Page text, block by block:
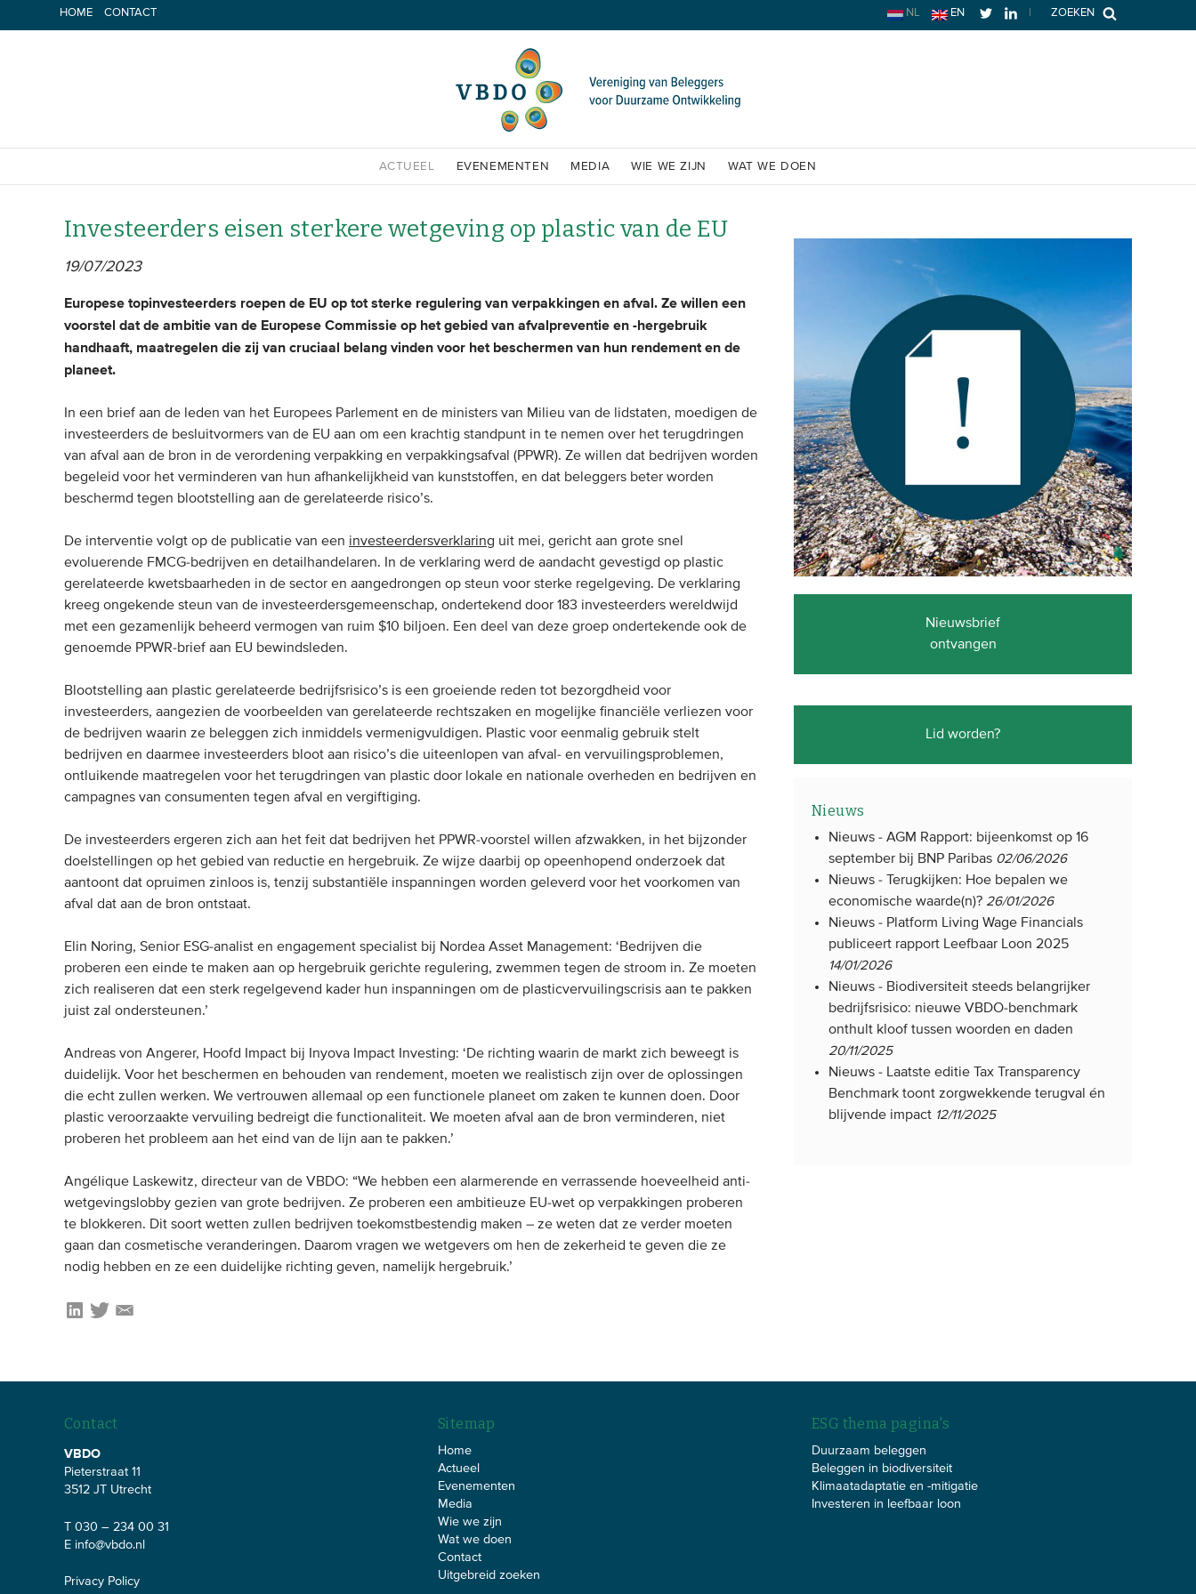
naar
HOME CONTACT ZOEKEN
NL EN
ACTUEEL EVENEMENTEN MEDIA WIE WE ZIJN WAT WE DOEN
Investeerders eisen sterkere wetgeving op plastic van de EU
19/07/2023
Europese topinvesteerders roepen de EU op tot sterke regulering van verpakkingen en afval. Ze willen een
voorstel dat de ambitie van de Europese Commissie op het gebied van afvalpreventie en -hergebruik
handhaaft, maatregelen die zij van cruciaal belang vinden voor het beschermen van hun rendement en de
planeet.
In een brief aan de leden van het Europees Parlement en de ministers van Milieu van de lidstaten, moedigen de
investeerders de besluitvormers van de EU aan om een krachtig standpunt in te nemen over het terugdringen
van afval aan de bron in de verordening verpakking en verpakkingsafval (PPWR). Ze willen dat bedrijven worden
begeleid voor het verminderen van hun afhankelijkheid van kunststoffen, en dat beleggers beter worden
beschermd tegen blootstelling aan de gerelateerde risico’s.
De interventie volgt op de publicatie van een investeerdersverklaring uit mei, gericht aan grote snel
evoluerende FMCG-bedrijven en detailhandelaren. In de verklaring werd de aandacht gevestigd op plastic
gerelateerde kwetsbaarheden in de sector en aangedrongen op steun voor sterke regelgeving. De verklaring
kreeg ongekende steun van de investeerdersgemeenschap, ondertekend door 183 investeerders wereldwijd
met een gezamenlijk beheerd vermogen van ruim $10 biljoen. Een deel van deze groep ondertekende ook de
genoemde PPWR-brief aan EU bewindsleden.
Blootstelling aan plastic gerelateerde bedrijfsrisico’s is een groeiende reden tot bezorgdheid voor
investeerders, aangezien de voorbeelden van gerelateerde rechtszaken en mogelijke financiële verliezen voor
de bedrijven waarin ze beleggen zich inmiddels vermenigvuldigen. Plastic voor eenmalig gebruik stelt
bedrijven en daarmee investeerders bloot aan risico’s die uiteenlopen van afval- en vervuilingsproblemen,
ontluikende maatregelen voor het terugdringen van plastic door lokale en nationale overheden en bedrijven en
campagnes van consumenten tegen afval en vergiftiging.
De investeerders ergeren zich aan het feit dat bedrijven het PPWR-voorstel willen afzwakken, in het bijzonder
doelstellingen op het gebied van reductie en hergebruik. Ze wijze daarbij op opeenhopend onderzoek dat
aantoont dat opruimen zinloos is, tenzij substantiële inspanningen worden geleverd voor het voorkomen van
afval dat aan de bron ontstaat.
Elin Noring, Senior ESG-analist en engagement specialist bij Nordea Asset Management: ‘Bedrijven die
proberen een einde te maken aan op hergebruik gerichte regulering, zwemmen tegen de stroom in. Ze moeten
zich realiseren dat een sterk regelgevend kader hun inspanningen om de plasticvervuilingscrisis aan te pakken
juist zal ondersteunen.’
Andreas von Angerer, Hoofd Impact bij Inyova Impact Investing: ‘De richting waarin de markt zich beweegt is
duidelijk. Voor het beschermen en behouden van rendement, moeten we realistisch zijn over de oplossingen
die echt zullen werken. We vertrouwen allemaal op een functionele planeet om zaken te kunnen doen. Door
plastic veroorzaakte vervuiling bedreigt die functionaliteit. We moeten afval aan de bron verminderen, niet
proberen het probleem aan het eind van de lijn aan te pakken.’
Angélique Laskewitz, directeur van de VBDO: “We hebben een alarmerende en verrassende hoeveelheid anti-
wetgevingslobby gezien van grote bedrijven. Ze proberen een ambitieuze EU-wet op verpakkingen proberen
te blokkeren. Dit soort wetten zullen bedrijven toekomstbestendig maken – ze weten dat ze verder moeten
gaan dan cosmetische veranderingen. Daarom vragen we wetgevers om hen de zekerheid te geven die ze
nodig hebben en ze een duidelijke richting geven, namelijk hergebruik.’
Nieuwsbrief
ontvangen
Lid worden?
Nieuws
Nieuws -AGM Rapport: bijeenkomst op 16
september bij BNP Paribas 02/06/2026
Nieuws -
Terugkijken: Hoe bepalen we
economische waarde(n)? 26/01/2026
Nieuws - Platform Living Wage Financials
publiceert rapport Leefbaar Loon 2025
14/01/2026
Nieuws - Biodiversiteit steeds belangrijker
bedrijfsrisico: nieuwe VBDO-benchmark
onthult kloof tussen woorden en daden
20/11/2025
Nieuws - Laatste editie Tax Transparency
Benchmark toont zorgwekkende terugval én
blijvende impact 12/11/2025
Contact
VBDO
Pieterstraat 11
3512 JT Utrecht
T 030 – 234 00 31
E info@vbdo.nl
Privacy Policy
Sitemap
Home
Actueel
Evenementen
Media
Wie we zijn
Wat we doen
Contact
Uitgebreid zoeken
ESG thema pagina's
Duurzaam beleggen
Beleggen in biodiversiteit
Klimaatadaptatie en -mitigatie
Investeren in leefbaar loon